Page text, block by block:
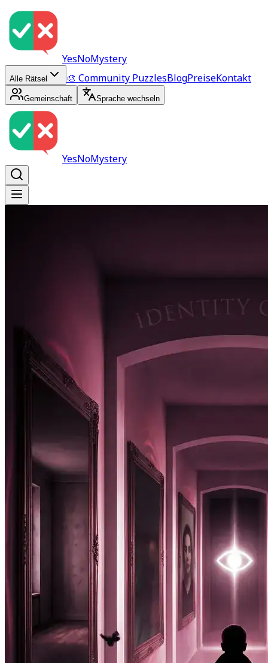
YesNoMystery
Alle Rätsel 🎨 Community PuzzlesBlogPreiseKontakt
Gemeinschaft Sprache wechseln
YesNoMystery